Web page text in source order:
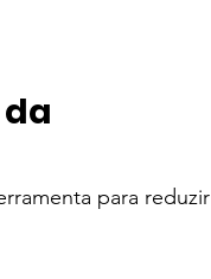
para reduzir